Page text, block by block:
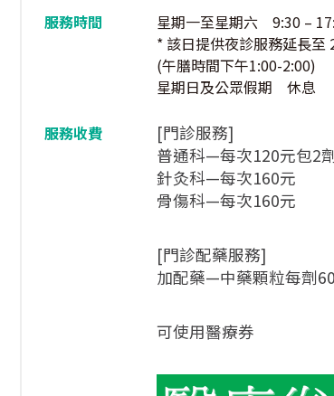
服務時間
星期一至星期六 9:30 –
* 該日提供夜診服務延長至
(午膳時間下午1:00-2:00)
星期日及公眾假期 休息
服務收費
[門診服務]
普通科—每次120元包2
針灸科—每次160元
骨傷科—每次160元
[門診配藥服務]
加配藥—中藥顆粒每劑
可使用醫療券